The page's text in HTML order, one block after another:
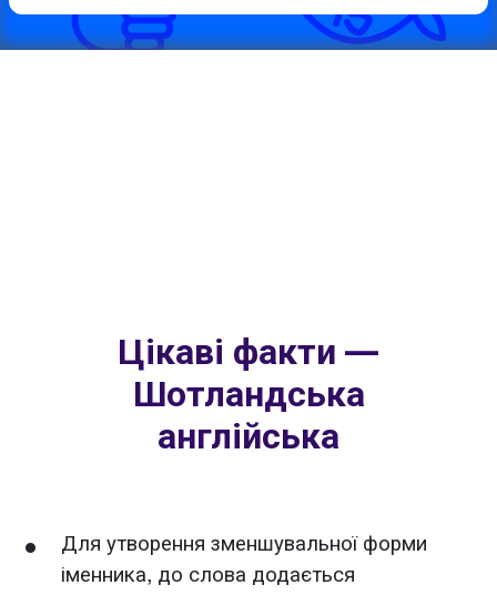
Цікаві факти —
Шотландська
англійська
Для утворення зменшувальної форми
іменника, до слова додається